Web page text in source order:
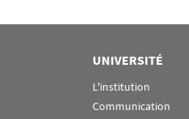
UNIVERSITÉ
L'institution
Communication